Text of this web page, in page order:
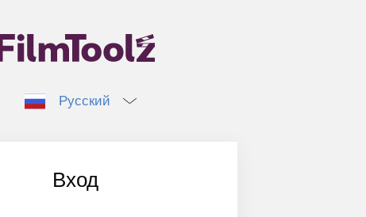
Русский
Вход